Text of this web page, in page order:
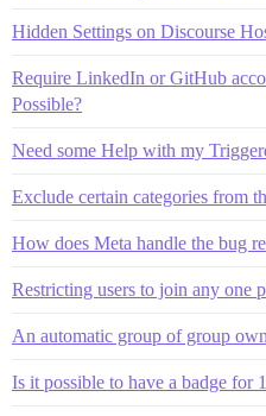
Hidden Settings on Discourse
Require LinkedIn or GitHub
Possible?
Need some Help with my
Exclude certain categories from
How does Meta handle the bug
Restricting users to join any one
An automatic group of group
Is it possible to have a badge for